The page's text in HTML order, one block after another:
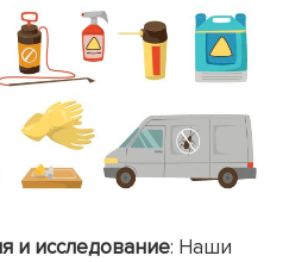
и исследование: Наши